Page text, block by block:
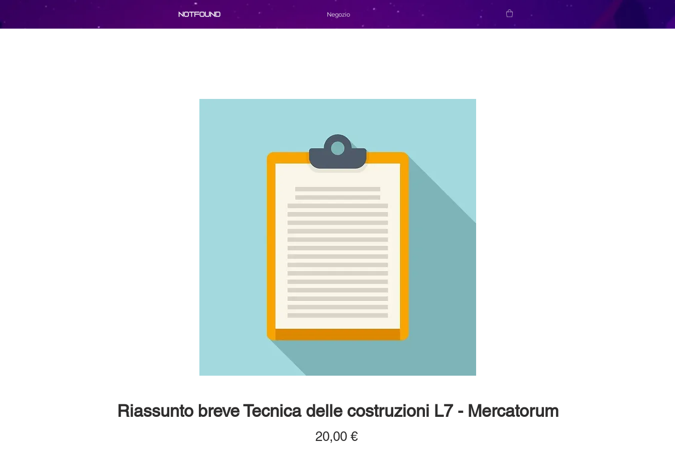
Negozio
Riassunto breve Tecnica delle costruzioni L7 - Mercatorum
20,00 €Prezzo